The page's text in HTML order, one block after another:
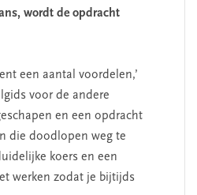
wordt de opdracht
een aantal voordelen,’
voor de andere
en een opdracht
die doodlopen weg te
koers en een
werken zodat je bijtijds
SEGMENT